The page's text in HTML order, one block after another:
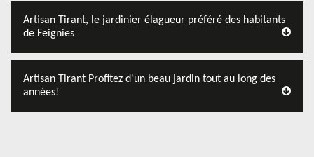
Artisan Tirant, le jardinier élagueur préféré des habitants
de Feignies
Artisan Tirant Profitez d'un beau jardin tout au long des
années!